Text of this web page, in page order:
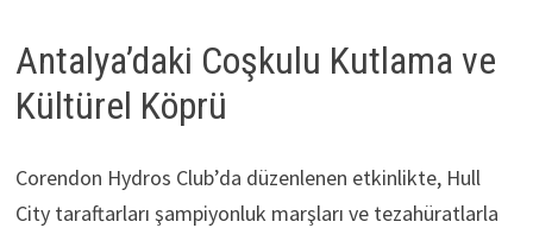
Antalya’daki Coşkulu Kutlama ve
Kültürel Köprü
Corendon Hydros Club’da düzenlenen etkinlikte, Hull
City taraftarları şampiyonluk marşları ve tezahüratlarla